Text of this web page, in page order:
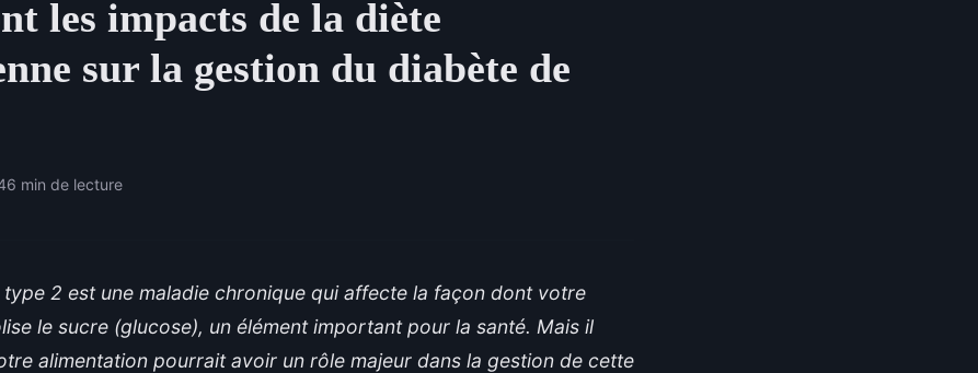
les impacts de la diète
sur la gestion du diabète de
6 min de lecture
2 est une maladie chronique qui affecte la façon dont votre
le sucre (glucose), un élément important pour la santé. Mais il
alimentation pourrait avoir un rôle majeur dans la gestion de cette